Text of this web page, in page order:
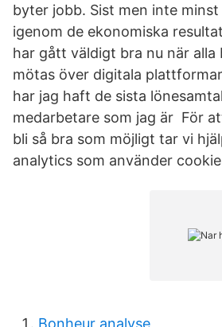
byter jobb. Sist men inte
igenom de ekonomiska
har gått väldigt bra nu när alla
mötas över digitala
har jag haft de sista
medarbetare som jag är För
bli så bra som möjligt tar vi
analytics som använder
Bonheur analyse